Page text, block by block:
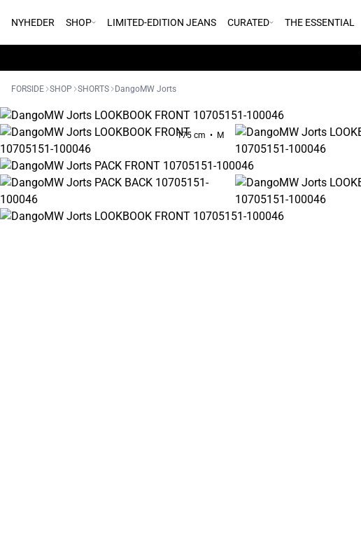
NYHEDER SHOP LIMITED-EDITION JEANS CURATED THE ESSENTIAL
FORSIDE SHOP SHORTS DangoMW Jorts
175 cm • M